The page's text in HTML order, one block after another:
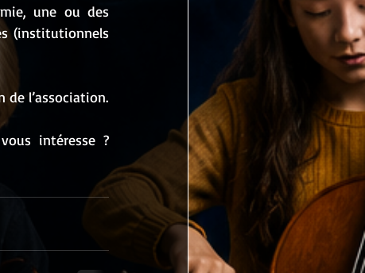
une ou des
(institutionnels
de l’association.